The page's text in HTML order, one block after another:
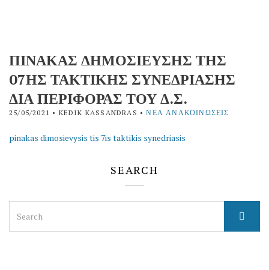
ΠΙΝΑΚΑΣ ΔΗΜΟΣΙΕΥΣΗΣ ΤΗΣ
07ΗΣ ΤΑΚΤΙΚΗΣ ΣΥΝΕΔΡΙΑΣΗΣ
ΔΙΑ ΠΕΡΙΦΟΡΑΣ ΤΟΥ Δ.Σ.
25/05/2021 • KEDIK KASSANDRAS •ΝΈΑ ΑΝΑΚΟΙΝΏΣΕΙΣ
pinakas dimosievysis tis 7is taktikis synedriasis
SEARCH
for: